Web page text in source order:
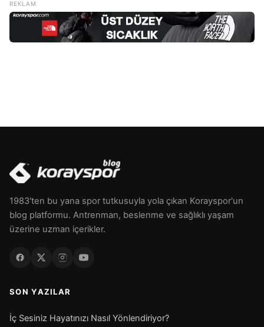
bağışıklık sistemi için önemlidir. Lif, sindirim sağlığını
destekler ve tokluk hissi sağlar. Potasyum, vücut sıvı
dengesini düzenler, […]
1983'ten bu yana spor tutkusuyla yola çıkan Korayspor'un
blog platformu. Antrenman, beslenme ve sağlıklı yaşam
üzerine uzman içerikler.
SON YAZILAR
İç Sesiniz Hayatınızı Nasıl Yönlendiriyor?